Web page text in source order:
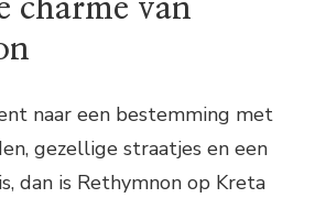
charme van
naar een bestemming met
gezellige straatjes en een
dan is Rethymnon op Kreta